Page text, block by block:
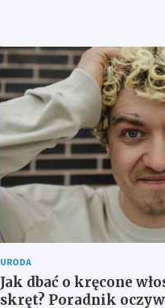
URODA
Jak dbać o kręcone
skręt? Poradnik